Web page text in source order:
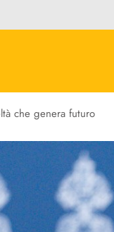
che genera futuro